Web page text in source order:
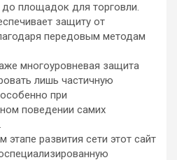
площадок для торговли.
защиту от
передовым методам
многоуровневая защита
лишь частичную
при
поведении самих
этапе развития сети этот сайт